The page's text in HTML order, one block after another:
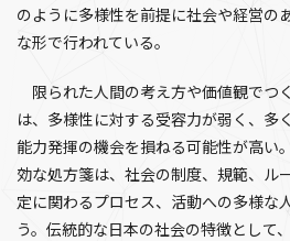
のように多様性を前提に社会や経営の
な形で行われている。
限られた人間の考え方や価値観でつ
は、多様性に対する受容力が弱く、多
能力発揮の機会を損ねる可能性が高い
効な処方箋は、社会の制度、規範、ル
定に関わるプロセス、活動への多様な
う。伝統的な日本の社会の特徴として